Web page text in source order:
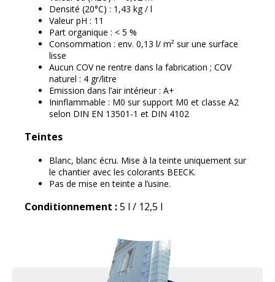
Densité (20°C) : 1,43 kg / l
Valeur pH : 11
Part organique : < 5 %
Consommation : env. 0,13 l/ m² sur une surface
lisse
Aucun COV ne rentre dans la fabrication ; COV
naturel : 4 gr/litre
Emission dans l’air intérieur : A+
Ininflammable : M0 sur support M0 et classe A2
selon DIN EN 13501-1 et DIN 4102
Teintes
Blanc, blanc écru. Mise à la teinte uniquement sur
le chantier avec les colorants BEECK.
Pas de mise en teinte a l’usine.
Conditionnement :5 l / 12,5 l